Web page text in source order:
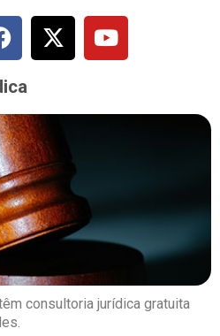
consultoria jurídica gratuita